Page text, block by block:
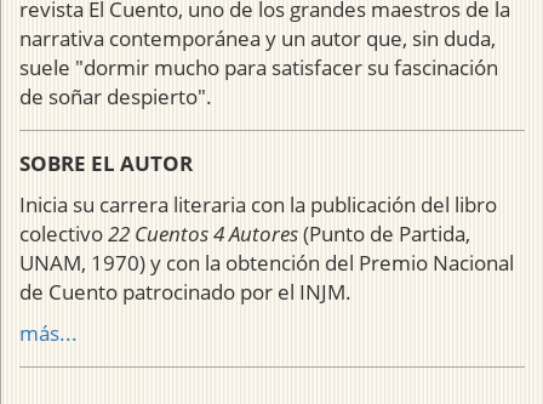
revista El Cuento, uno de los grandes maestros de la
narrativa contemporánea y un autor que, sin duda,
suele "dormir mucho para satisfacer su fascinación
de soñar despierto".
SOBRE EL AUTOR
Inicia su carrera literaria con la publicación del libro
colectivo22 Cuentos 4 Autores(Punto de Partida,
UNAM, 1970) y con la obtención del Premio Nacional
de Cuento patrocinado por el INJM.
más...